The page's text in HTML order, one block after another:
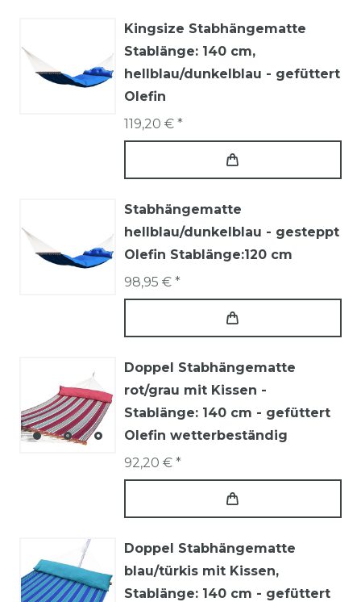
Kingsize Stabhängematte
Stablänge: 140 cm,
hellblau/dunkelblau - gefüttert
Olefin
119,20 € *
Stabhängematte
hellblau/dunkelblau - gesteppt
Olefin Stablänge:120 cm
98,95 € *
Doppel Stabhängematte
rot/grau mit Kissen -
Stablänge: 140 cm - gefüttert
Olefin wetterbeständig
92,20 € *
Doppel Stabhängematte
blau/türkis mit Kissen,
Stablänge: 140 cm - gefüttert